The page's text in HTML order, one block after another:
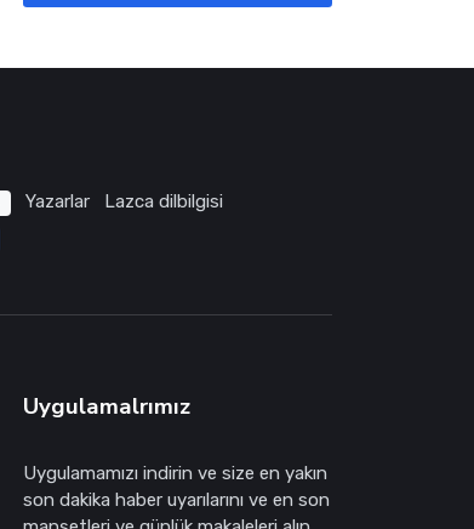
Yazarlar Lazca dilbilgisi
Uygulamalrımız
Uygulamamızı indirin ve size en yakın
son dakika haber uyarılarını ve en son